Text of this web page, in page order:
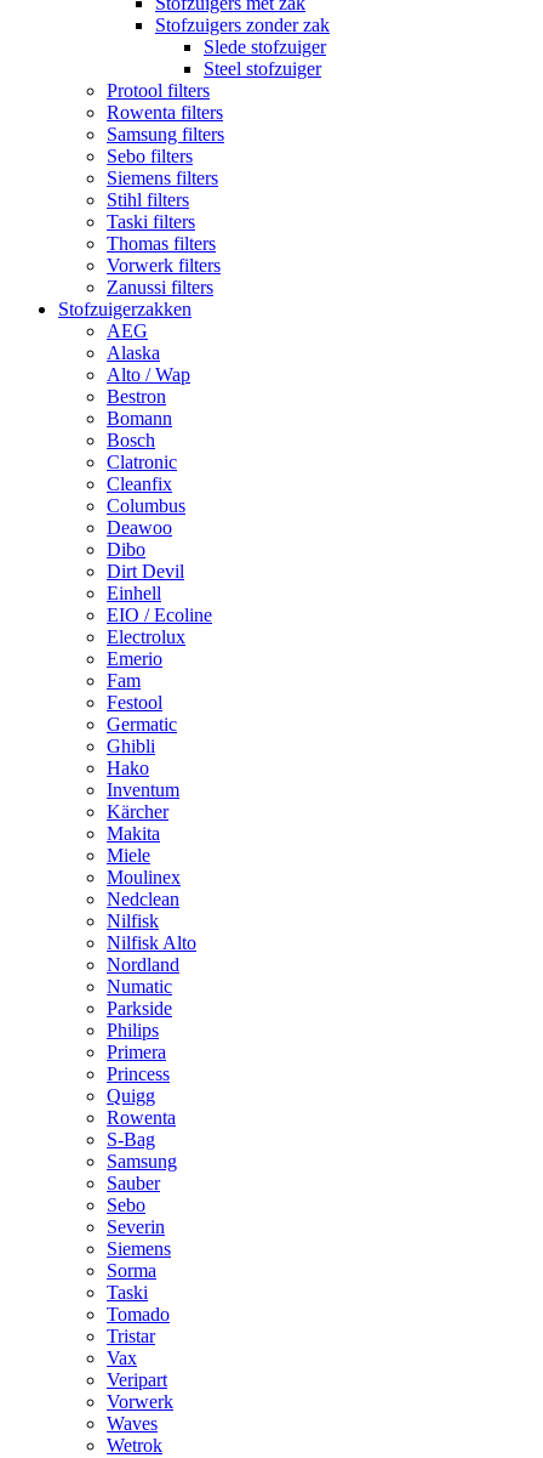
Stofzuigers zonder zak
Slede stofzuiger
Steel stofzuiger
Protool filters
Rowenta filters
Samsung filters
Sebo filters
Siemens filters
Stihl filters
Taski filters
Thomas filters
Vorwerk filters
Zanussi filters
Stofzuigerzakken
AEG
Alaska
Alto / Wap
Bestron
Bomann
Bosch
Clatronic
Cleanfix
Columbus
Deawoo
Dibo
Dirt Devil
Einhell
EIO / Ecoline
Electrolux
Emerio
Fam
Festool
Germatic
Ghibli
Hako
Inventum
Kärcher
Makita
Miele
Moulinex
Nedclean
Nilfisk
Nilfisk Alto
Nordland
Numatic
Parkside
Philips
Primera
Princess
Quigg
Rowenta
S-Bag
Samsung
Sauber
Sebo
Severin
Siemens
Sorma
Taski
Tomado
Tristar
Vax
Veripart
Vorwerk
Waves
Wetrok